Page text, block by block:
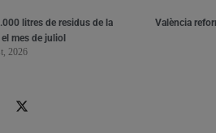
litres de residus de la
mes de juliol
2026
València